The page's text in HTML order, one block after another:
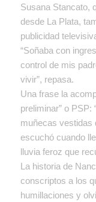
Susana Stancato,
desde La Plata,
publicidad
“Soñaba con
control de mis
vivir”, repasa.
Una frase la
preliminar” o
muñecas vestidas
escuchó cuando
lluvia feroz que
La historia de
conscriptos a los
humillaciones y